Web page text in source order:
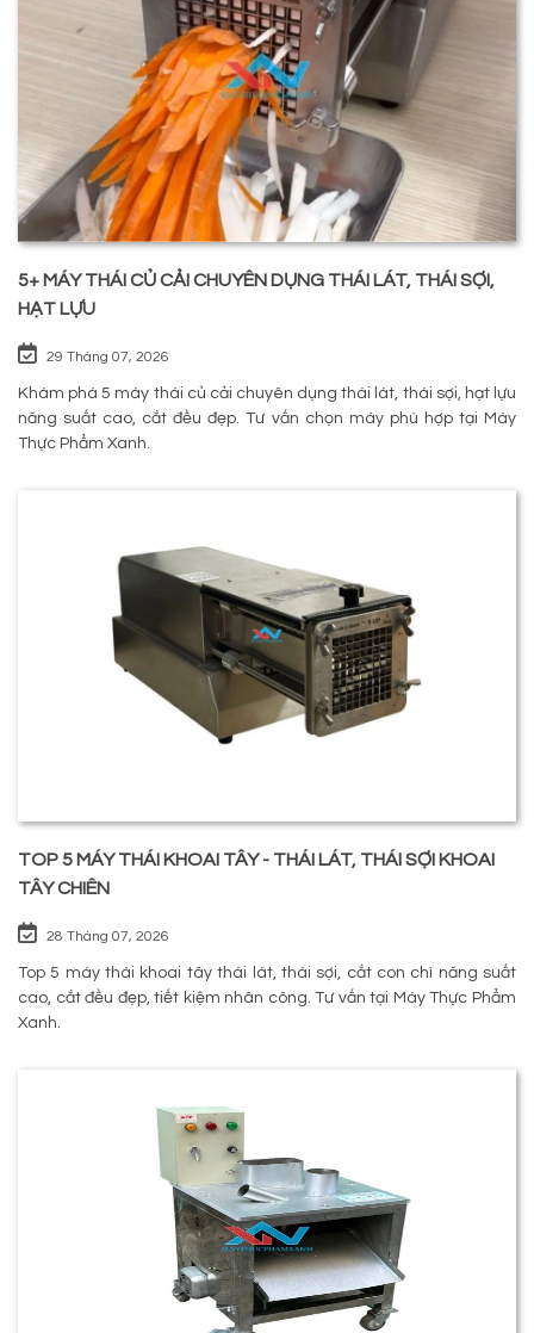
5+ MÁY THÁI CỦ CẢI CHUYÊN DỤNG THÁI LÁT, THÁI SỢI,
HẠT LỰU
29 Tháng 07, 2026
Khám phá 5 máy thái củ cải chuyên dụng thái lát, thái sợi, hạt lựu
năng suất cao, cắt đều đẹp. Tư vấn chọn máy phù hợp tại Máy
Thực Phẩm Xanh.
TOP 5 MÁY THÁI KHOAI TÂY - THÁI LÁT, THÁI SỢI KHOAI
TÂY CHIÊN
28 Tháng 07, 2026
Top 5 máy thái khoai tây thái lát, thái sợi, cắt con chì năng suất
cao, cắt đều đẹp, tiết kiệm nhân công. Tư vấn tại Máy Thực Phẩm
Xanh.